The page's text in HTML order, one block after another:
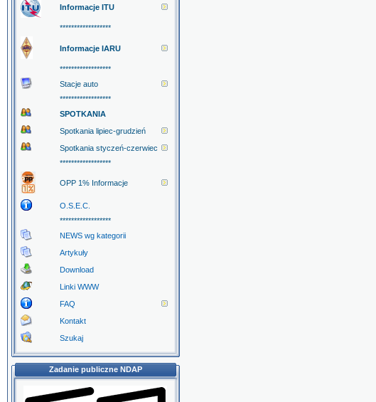
Informacje ITU
******************
Informacje IARU
******************
Stacje auto
******************
SPOTKANIA
Spotkania lipiec-grudzień
Spotkania styczeń-czerwiec
******************
OPP 1% Informacje
O.S.E.C.
******************
NEWS wg kategorii
Artykuły
Download
Linki WWW
FAQ
Kontakt
Szukaj
Zadanie publiczne NDAP